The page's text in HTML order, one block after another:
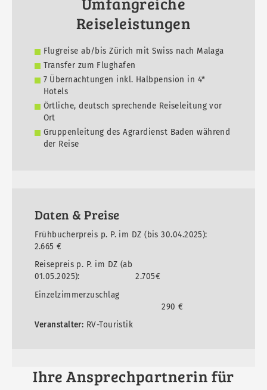
Reiseleistungen
Flugreise ab/bis Zürich mit Swiss nach Malaga
Transfer zum Flughafen
7 Übernachtungen inkl. Halbpension in 4*
Hotels
Örtliche, deutsch sprechende Reiseleitung vor
Ort
Gruppenleitung des Agrardienst Baden während
der Reise
Daten & Preise
Frühbucherpreis p. P. im DZ (bis 30.04.2025):
2.665 €
Reisepreis p. P. im DZ (ab
01.05.2025): 2.705€
Einzelzimmerzuschlag
290 €
Veranstalter: RV-Touristik
Ihre Ansprechpartnerin für